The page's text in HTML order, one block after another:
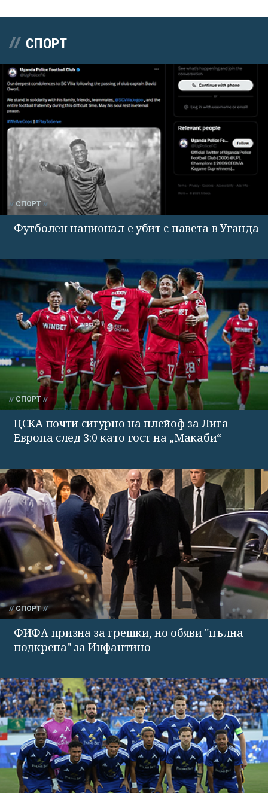
СПОРТ
СПОРТ
Футболен национал е убит с павета в Уганда
СПОРТ
ЦСКА почти сигурно на плейоф за Лига
Европа след 3:0 като гост на „Макаби“
СПОРТ
ФИФА призна за грешки, но обяви "пълна
подкрепа" за Инфантино